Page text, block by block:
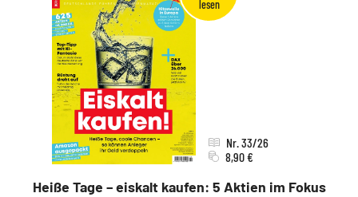
Heiße Tage – eiskalt kaufen: 5 Aktien im Fokus
Nr. 33/26
8,90 €